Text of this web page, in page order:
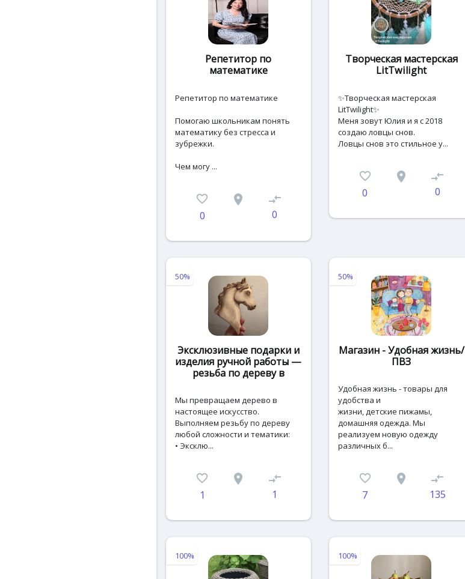
Репетитор по
математике
Репетитор по математике
Помогаю школьникам понять
математику без стресса и
зубрежки.
Чем могу ...
favorite_border
0
place compare_arrows
0
Творческая мастерская
LitTwilight
✨Творческая мастерская
LitTwilight✨
Меня зовут Юлия и я с 2018
создаю ловцы снов.
Ловцы снов это стильное у...
favorite_border
0
place compare_arrows
0
50%
Эксклюзивные подарки и
изделия ручной работы —
резьба по дереву в
Мы превращаем дерево в
настоящее искусство.
Выполняем резьбу по дереву
любой сложности и тематики:
• Эксклю...
favorite_border
1
place compare_arrows
1
50%
Магазин - Удобная жизнь/
ПВЗ
Удобная жизнь - товары для
удобства и
жизни, детские пижамы,
домашняя одежда. Мы
реализуем новую одежду
различных б...
favorite_border
7
place compare_arrows
135
100% 100%